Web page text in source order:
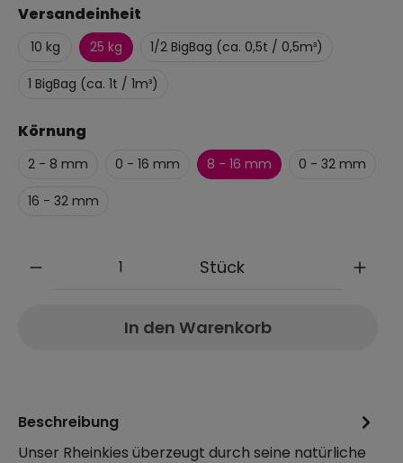
Versandeinheit
10 kg 25 kg 1/2 BigBag (ca. 0,5t / 0,5m³)
1 BigBag (ca. 1t / 1m³)
Körnung
2 - 8 mm 0 - 16 mm 8 - 16 mm 0 - 32 mm
16 - 32 mm
Stück
In den Warenkorb
Beschreibung
Unser Rheinkies überzeugt durch seine natürliche